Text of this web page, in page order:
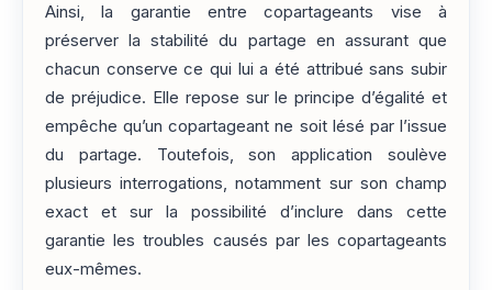
Ainsi, la garantie entre copartageants vise à
préserver la stabilité du partage en assurant que
chacun conserve ce qui lui a été attribué sans subir
de préjudice. Elle repose sur le principe d’égalité et
empêche qu’un copartageant ne soit lésé par l’issue
du partage. Toutefois, son application soulève
plusieurs interrogations, notamment sur son champ
exact et sur la possibilité d’inclure dans cette
garantie les troubles causés par les copartageants
eux-mêmes.